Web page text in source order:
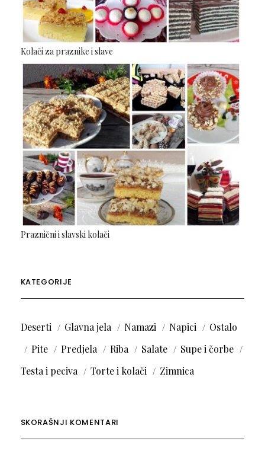
Kolači za praznike i slave
Praznični i slavski kolači
KATEGORIJE
Deserti Glavna jela Namazi Napici
Ostalo
Pite
Predjela Riba Salate
Supe i čorbe
Testa i peciva
Torte i kolači Zimnica
SKORAŠNJI KOMENTARI